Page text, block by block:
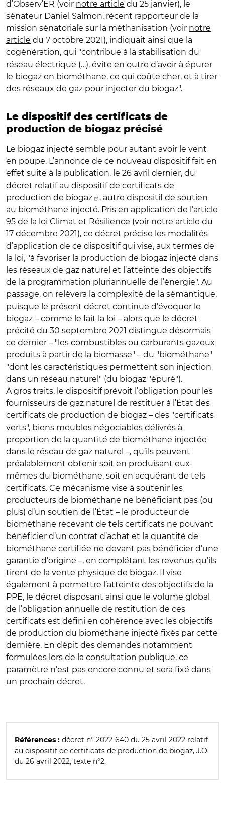
d’Observ’ER (voir notre article du 25 janvier), le
sénateur Daniel Salmon, récent rapporteur de la
mission sénatoriale sur la méthanisation (voir notre
article du 7 octobre 2021), indiquait ainsi que la
cogénération, qui "contribue à la stabilisation du
réseau électrique (…), évite en outre d’avoir à épurer
le biogaz en biométhane, ce qui coûte cher, et à tirer
des réseaux de gaz pour injecter du biogaz".
Le dispositif des certificats de
production de biogaz précisé
Le biogaz injecté semble pour autant avoir le vent
en poupe. L’annonce de ce nouveau dispositif fait en
effet suite à la publication, le 26 avril dernier, du
décret relatif au dispositif de certificats de
production de biogaz
, autre dispositif de soutien
au biométhane injecté. Pris en application de l’article
95 de la loi Climat et Résilience (voir notre article du
17 décembre 2021), ce décret précise les modalités
d’application de ce dispositif qui vise, aux termes de
la loi, "à favoriser la production de biogaz injecté dans
les réseaux de gaz naturel et l’atteinte des objectifs
de la programmation pluriannuelle de l’énergie". Au
passage, on relèvera la complexité de la sémantique,
puisque le présent décret continue d’évoquer le
biogaz – comme le fait la loi – alors que le décret
précité du 30 septembre 2021 distingue désormais
ce dernier – "les combustibles ou carburants gazeux
produits à partir de la biomasse" – du "biométhane"
"dont les caractéristiques permettent son injection
dans un réseau naturel" (du biogaz "épuré").
À gros traits, le dispositif prévoit l’obligation pour les
fournisseurs de gaz naturel de restituer à l’État des
certificats de production de biogaz – des "certificats
verts", biens meubles négociables délivrés à
proportion de la quantité de biométhane injectée
dans le réseau de gaz naturel –, qu’ils peuvent
préalablement obtenir soit en produisant eux-
mêmes du biométhane, soit en acquérant de tels
certificats. Ce mécanisme vise à soutenir les
producteurs de biométhane ne bénéficiant pas (ou
plus) d’un soutien de l’État – le producteur de
biométhane recevant de tels certificats ne pouvant
bénéficier d’un contrat d’achat et la quantité de
biométhane certifiée ne devant pas bénéficier d’une
garantie d’origine –, en complétant les revenus qu’ils
tirent de la vente physique de biogaz. Il vise
également à permettre l’atteinte des objectifs de la
PPE, le décret disposant ainsi que le volume global
de l’obligation annuelle de restitution de ces
certificats est défini en cohérence avec les objectifs
de production du biométhane injecté fixés par cette
dernière. En dépit des demandes notamment
formulées lors de la consultation publique, ce
paramètre n’est pas encore connu et sera fixé dans
un prochain décret.
Références : décret n° 2022-640 du 25 avril 2022 relatif
au dispositif de certificats de production de biogaz, J.O.
du 26 avril 2022, texte n°2.